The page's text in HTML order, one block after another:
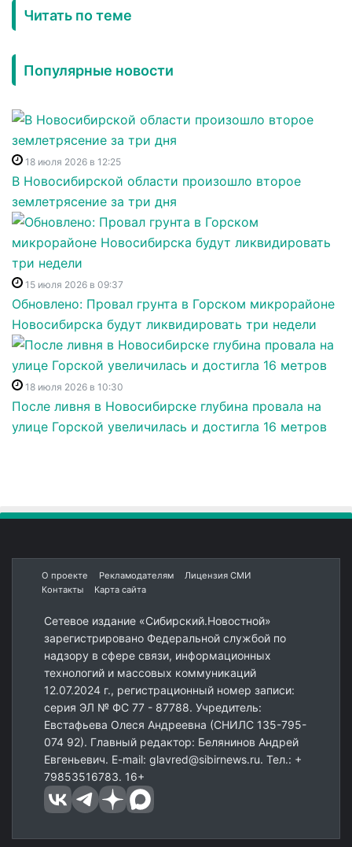
Читать по теме
Популярные новости
18 июля 2026 в 12:25
В Новосибирской области произошло второе
землетрясение за три дня
15 июля 2026 в 09:37
Обновлено: Провал грунта в Горском микрорайоне
Новосибирска будут ликвидировать три недели
18 июля 2026 в 10:30
После ливня в Новосибирске глубина провала на
улице Горской увеличилась и достигла 16 метров
О проекте Рекламодателям
Лицензия СМИ
Контакты
Карта сайта
Сетевое издание «Сибирский.Новостной»
зарегистрировано Федеральной службой по
надзору в сфере связи, информационных
технологий и массовых коммуникаций
12.07.2024 г., регистрационный номер записи:
серия ЭЛ № ФС 77 - 87788. Учредитель:
Евстафьева Олеся Андреевна (СНИЛС 135-795-
074 92). Главный редактор: Белянинов Андрей
Евгеньевич. E-mail: glavred@sibirnews.ru. Тел.: +
79853516783. 16+